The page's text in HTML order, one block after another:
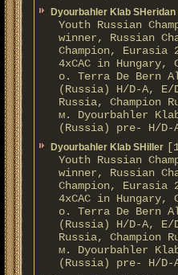
Dyourbahler Klab SHeridan
Youth Russian
winner, Russian
Champion, Eurasia
4xCAC in Hungary,
о. Terra De Bern
(Russia) H/D-A, E/
Russia, Champion
м. Dyourbahler
(Russia) pre- H/D-
Dyourbahler Klab SHiller
Youth Russian
winner, Russian
Champion, Eurasia
4xCAC in Hungary,
о. Terra De Bern
(Russia) H/D-A, E/
Russia, Champion
м. Dyourbahler
(Russia) pre- H/D-